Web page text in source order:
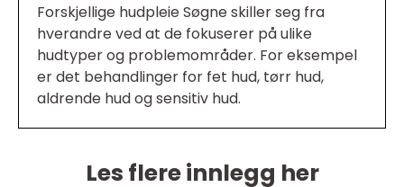
Forskjellige hudpleie Søgne skiller seg fra
hverandre ved at de fokuserer på ulike
hudtyper og problemområder. For eksempel
er det behandlinger for fet hud, tørr hud,
aldrende hud og sensitiv hud.
Les flere innlegg her